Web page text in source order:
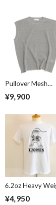
Pullover Mesh
Vest Top Gray
¥9,900
6.2oz Heavy
T-shirts FRP-
¥4,950